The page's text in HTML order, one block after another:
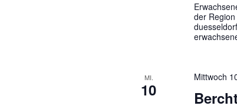
der
MI.
10
Mittwoch